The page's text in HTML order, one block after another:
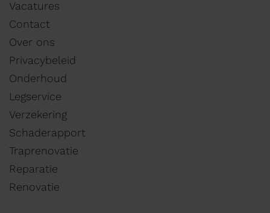
Vacatures
Contact
Over ons
Privacybeleid
Onderhoud
Legservice
Verzekering
Schaderapport
Traprenovatie
Reparatie
Renovatie